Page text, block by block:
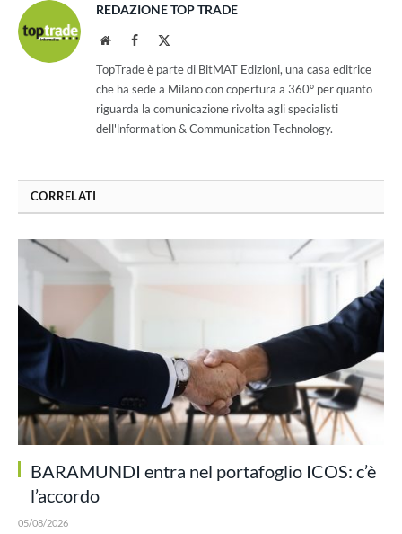
REDAZIONE TOP TRADE
WebsiteFacebook
TopTrade è parte di BitMAT Edizioni, una casa editrice
che ha sede a Milano con copertura a 360° per quanto
riguarda la comunicazione rivolta agli specialisti
dell'lnformation & Communication Technology.
CORRELATI
BARAMUNDI entra nel portafoglio ICOS: c’è
l’accordo
05/08/2026